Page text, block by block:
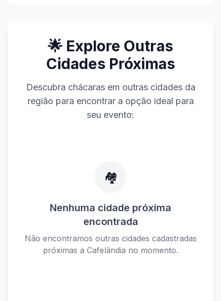
🌟 Explore Outras
Cidades Próximas
Descubra chácaras em outras cidades da
região para encontrar a opção ideal para
seu evento:
🏘️
Nenhuma cidade próxima
encontrada
Não encontramos outras cidades cadastradas
próximas a Cafelândia no momento.